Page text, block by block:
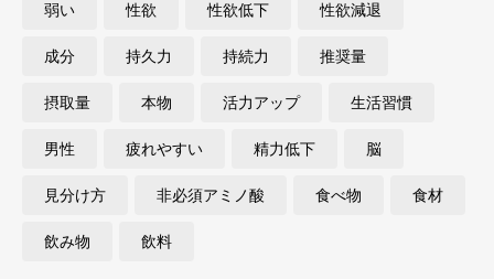
弱い 性欲 性欲低下 性欲減退
成分 持久力 持続力 推奨量
摂取量 本物 活力アップ 生活習慣
男性 疲れやすい 精力低下 脳
見分け方 非必須アミノ酸 食べ物 食材
飲み物 飲料